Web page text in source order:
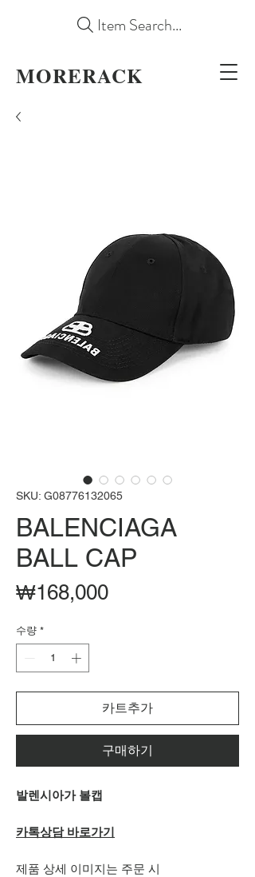
MORERACK
Item Search...
SKU: G08776132065
BALENCIAGA
BALL CAP
₩168,000가
수량 *
카트추가
구매하기
발렌시아가 볼캡
카톡상담 바로가기
제품 상세 이미지는 주문 시